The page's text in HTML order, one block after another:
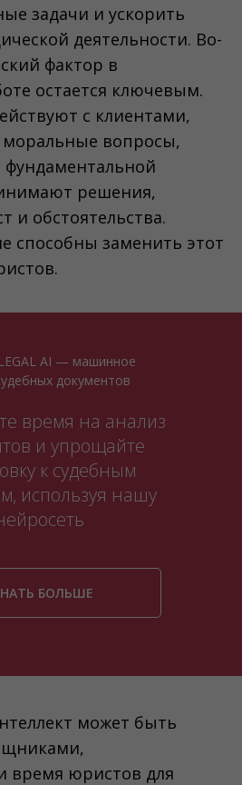
задачи и ускорить
деятельности. Во-
фактор в
остается ключевым.
с клиентами,
вопросы,
решения,
и обстоятельства.
способны заменить этот
БОЛЬШЕ
время на анализ
и упрощайте
к судебным
используя нашу
AI — машинное
документов
может быть
юристов для